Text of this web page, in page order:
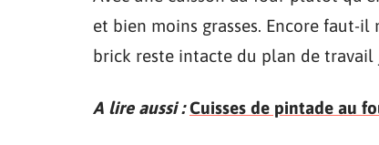
et bien moins grasses. Encore faut-
brick reste intacte du plan de travail
A lire aussi : Cuisses de pintade au